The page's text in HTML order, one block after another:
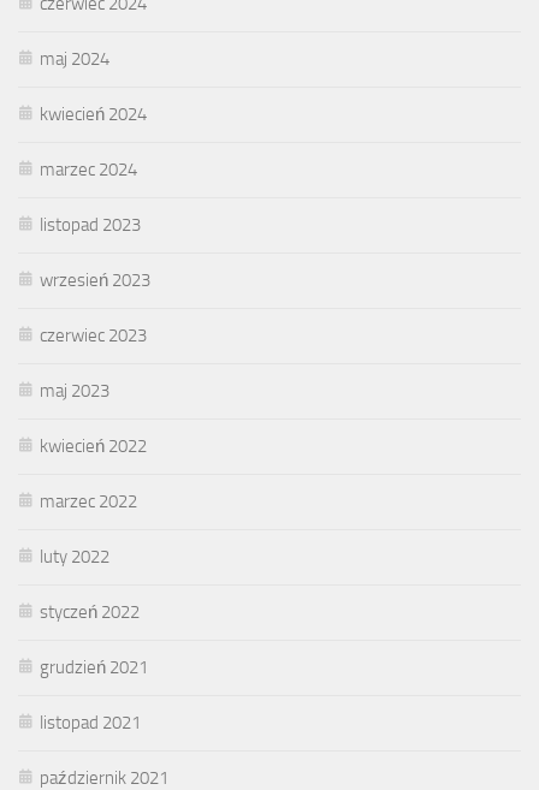
maj 2024
kwiecień 2024
marzec 2024
listopad 2023
wrzesień 2023
czerwiec 2023
maj 2023
kwiecień 2022
marzec 2022
luty 2022
styczeń 2022
grudzień 2021
listopad 2021
październik 2021